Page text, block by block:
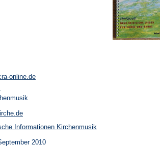
online.de(Öffnet
(Öffnet
einem
Tab)
Informationen Kirchenmusik
2010